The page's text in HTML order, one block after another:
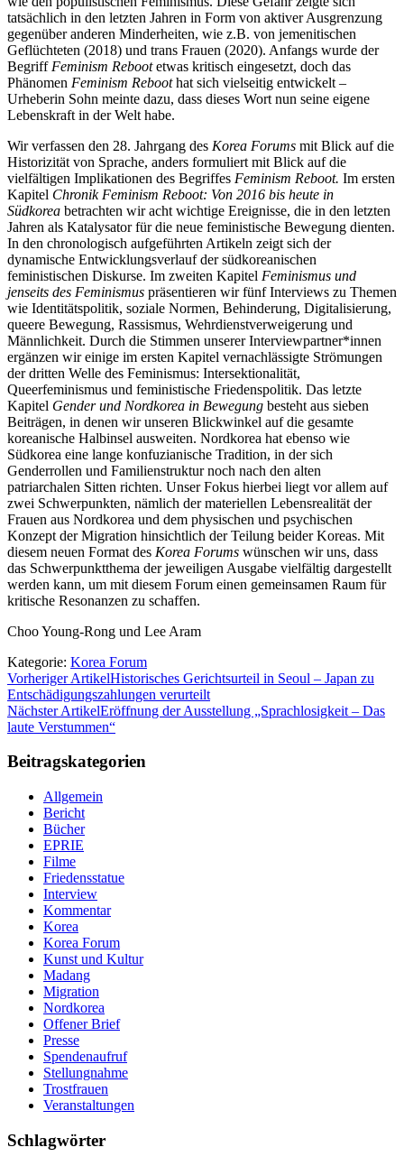
tatsächlich in den letzten Jahren in Form von aktiver Ausgrenzung
gegenüber anderen Minderheiten, wie z.B. von jemenitischen
Geflüchteten (2018) und trans Frauen (2020). Anfangs wurde der
Begriff Feminism Rebootetwas kritisch eingesetzt, doch das
Phänomen Feminism Reboothat sich vielseitig entwickelt –
Urheberin Sohn meinte dazu, dass dieses Wort nun seine eigene
Lebenskraft in der Welt habe.
Wir verfassen den 28. Jahrgang des Korea Forums mit Blick auf die
Historizität von Sprache, anders formuliert mit Blick auf die
vielfältigen Implikationen des Begriffes Feminism Reboot. Im ersten
Kapitel Chronik Feminism Reboot: Von 2016 bis heute in
Südkorea betrachten wir acht wichtige Ereignisse, die in den letzten
Jahren als Katalysator für die neue feministische Bewegung dienten.
In den chronologisch aufgeführten Artikeln zeigt sich der
dynamische Entwicklungsverlauf der südkoreanischen
feministischen Diskurse. Im zweiten Kapitel Feminismus und
jenseits des Feminismus präsentieren wir fünf Inter­views zu Themen
wie Identitätspolitik, soziale Normen, Behinderung, Digitalisierung,
queere Bewegung, Rassis­mus, Wehrdienstverweigerung und
Männlichkeit. Durch die Stimmen unserer Interviewpartner*innen
ergänzen wir einige im ersten Kapitel vernachlässigte Strömungen
der dritten Welle des Feminismus: Intersektionalität,
Queerfeminismus und feministische Friedenspolitik. Das letzte
Kapitel Gender und Nordkorea in Bewegung besteht aus sieben
Beiträgen, in denen wir unseren Blickwinkel auf die gesamte
koreanische Halbinsel ausweiten. Nord­korea hat ebenso wie
Südkorea eine lange konfuzianische Tradition, in der sich
Genderrollen und Familienstruk­tur noch nach den alten
patriarchalen Sitten richten. Un­ser Fokus hierbei liegt vor allem auf
zwei Schwerpunk­ten, nämlich der materiellen Lebensrealität der
Frauen aus Nordkorea und dem physischen und psychischen
Konzept der Migration hinsichtlich der Teilung beider Koreas. Mit
diesem neuen Format des Korea Forums wün­schen wir uns, dass
das Schwerpunktthema der jeweiligen Ausgabe vielfältig dargestellt
werden kann, um mit die­sem Forum einen gemeinsamen Raum für
kritische Re­sonanzen zu schaffen.
Choo Young-Rong und Lee Aram
Kategorie: Korea Forum
Vorheriger ArtikelHistorisches Gerichtsurteil in Seoul – Japan zu
Entschädigungszahlungen verurteilt
Nächster ArtikelEröffnung der Ausstellung „Sprachlosigkeit – Das
laute Verstummen“
Beitragskategorien
Allgemein
Bericht
Bücher
EPRIE
Filme
Friedensstatue
Interview
Kommentar
Korea
Korea Forum
Kunst und Kultur
Madang
Migration
Nordkorea
Offener Brief
Presse
Spendenaufruf
Stellungnahme
Trostfrauen
Veranstaltungen
Schlagwörter